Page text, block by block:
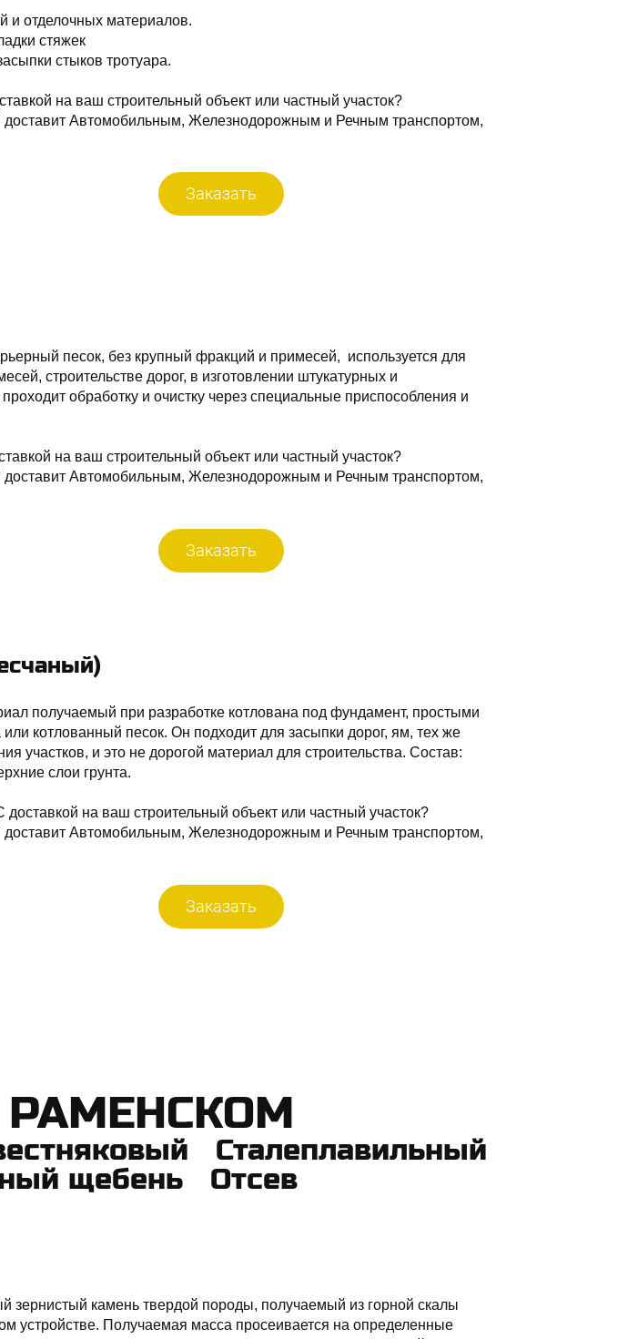
и отделочных материалов.
стяжек
стыков тротуара.
на ваш строительный объект или частный участок?
Автомобильным, Железнодорожным и Речным транспортом,
Заказать
песок, без крупный фракций и примесей, используется для
строительстве дорог, в изготовлении штукатурных и
обработку и очистку через специальные приспособления и
на ваш строительный объект или частный участок?
Автомобильным, Железнодорожным и Речным транспортом,
Заказать
получаемый при разработке котлована под фундамент, простыми
или котлованный песок. Он подходит для засыпки дорог, ям, тех же
участков, и это не дорогой материал для строительства. Состав:
слои грунта.
доставкой на ваш строительный объект или частный участок?
Автомобильным, Железнодорожным и Речным транспортом,
Заказать
Сталеплавильный
щебень Отсев
зернистый камень твердой породы, получаемый из горной скалы
устройстве. Получаемая масса просеивается на определенные